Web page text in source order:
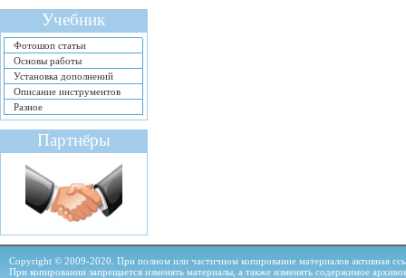
Учебник
Фотошоп статьи
Основы работы
Установка дополнений
Описание инструментов
Разное
Партнёры
Copyright © 2009-2020. При полном или частичном копирование материалов активная
При копировании запрещается изменять материалы, а также изменять содержимое